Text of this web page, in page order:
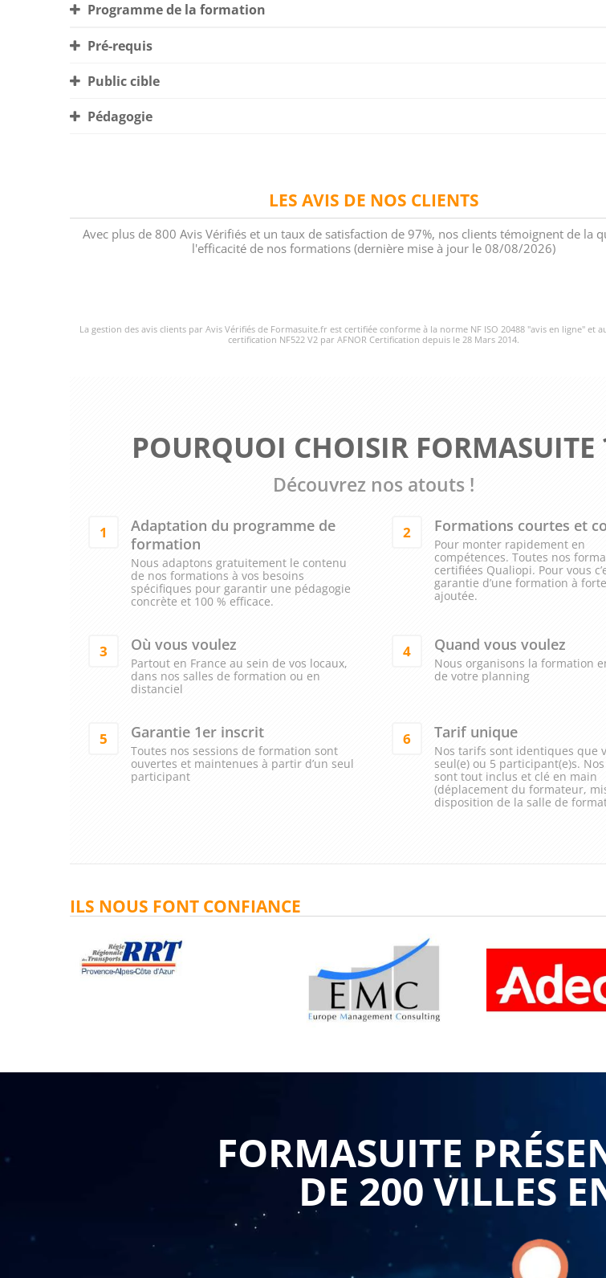
Programme de la formation
Pré-requis
Public cible
Pédagogie
LES AVIS DE NOS CLIENTS
Avec plus de 800 Avis Vérifiés et un taux de satisfaction de 97%, nos clients témoignent de la
l'efficacité de nos formations (dernière mise à jour le 08/08/2026)
La gestion des avis clients par Avis Vérifiés de Formasuite.fr est certifiée conforme à la norme NF ISO 20488 "avis en ligne" et
certification NF522 V2 par AFNOR Certification depuis le 28 Mars 2014.
POURQUOI CHOISIR FORMASUITE
Découvrez nos atouts !
1
Adaptation du programme de
formation
Nous adaptons gratuitement le contenu
de nos formations à vos besoins
spécifiques pour garantir une pédagogie
concrète et 100 % efficace.
2 Formations courtes et
Pour monter rapidement en
compétences. Toutes nos
certifiées Qualiopi. Pour vous
garantie d’une formation à
ajoutée.
3 Où vous voulez
Partout en France au sein de vos locaux,
dans nos salles de formation ou en
distanciel
4 Quand vous voulez
Nous organisons la formation
de votre planning
5 Garantie 1er inscrit
Toutes nos sessions de formation sont
ouvertes et maintenues à partir d’un seul
participant
6 Tarif unique
Nos tarifs sont identiques que
seul(e) ou 5 participant(e)s.
sont tout inclus et clé en main
(déplacement du formateur,
disposition de la salle de
ILS NOUS FONT CONFIANCE
FORMASUITE
DE 200 VILLES